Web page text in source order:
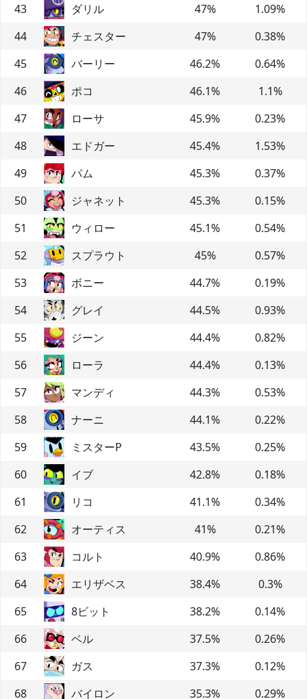
43
ダリル 47% 1.09%
44
チェスター 47% 0.38%
45
バーリー 46.2% 0.64%
46
ポコ 46.1% 1.1%
47
ローサ 45.9% 0.23%
48
エドガー 45.4% 1.53%
49
パム 45.3% 0.37%
50
ジャネット 45.3% 0.15%
51
ウィロー 45.1% 0.54%
52
スプラウト 45% 0.57%
53
ボニー 44.7% 0.19%
54
グレイ 44.5% 0.93%
55
ジーン 44.4% 0.82%
56
ローラ 44.4% 0.13%
57
マンディ 44.3% 0.53%
58
ナーニ 44.1% 0.22%
59
ミスターP 43.5% 0.25%
60
イブ 42.8% 0.18%
61
リコ 41.1% 0.34%
62
オーティス 41% 0.21%
63
コルト 40.9% 0.86%
64
エリザベス 38.4% 0.3%
65
8ビット 38.2% 0.14%
66
ベル 37.5% 0.26%
67
ガス 37.3% 0.12%
68
バイロン 35.3% 0.29%